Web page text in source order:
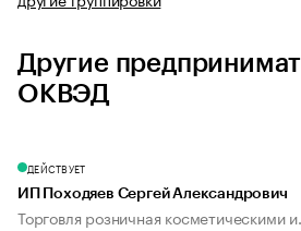
Другие
ОКВЭД
ДЕЙСТВУЕТ
ИП Походяев Сергей Александрович
Торговля розничная косметическими